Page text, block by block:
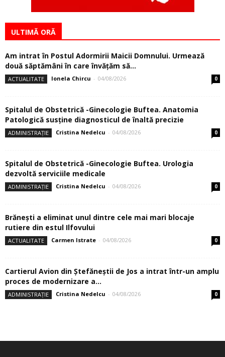
ULTIMĂ ORĂ
Am intrat în Postul Adormirii Maicii Domnului. Urmează
două săptămâni în care învăţăm să...
ACTUALITATE Ionela Chircu - 04/08/2026 0
Spitalul de Obstetrică -Ginecologie Buftea. Anatomia
Patologică susţine diagnosticul de înaltă precizie
ADMINISTRAȚIE Cristina Nedelcu - 04/08/2026 0
Spitalul de Obstetrică -Ginecologie Buftea. Urologia
dezvoltă serviciile medicale
ADMINISTRAȚIE Cristina Nedelcu - 04/08/2026 0
Brănești a eliminat unul dintre cele mai mari blocaje
rutiere din estul Ilfovului
ACTUALITATE Carmen Istrate - 04/08/2026 0
Cartierul Avion din Ştefăneştii de Jos a intrat într-un amplu
proces de modernizare a...
ADMINISTRAȚIE Cristina Nedelcu - 04/08/2026 0